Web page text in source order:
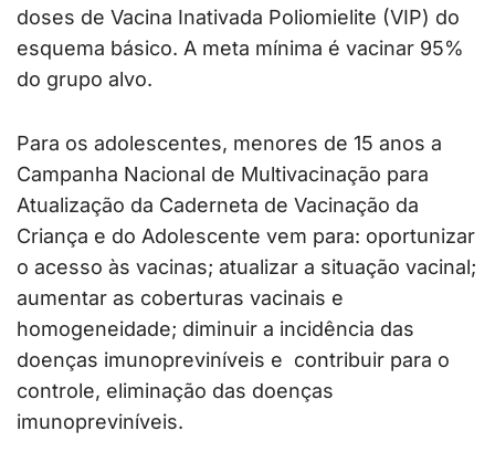
doses de Vacina Inativada Poliomielite (VIP) do
esquema básico. A meta mínima é vacinar 95%
do grupo alvo.
Para os adolescentes, menores de 15 anos a
Campanha Nacional de Multivacinação para
Atualização da Caderneta de Vacinação da
Criança e do Adolescente vem para: oportunizar
o acesso às vacinas; atualizar a situação vacinal;
aumentar as coberturas vacinais e
homogeneidade; diminuir a incidência das
doenças imunopreviníveis e contribuir para o
controle, eliminação das doenças
imunopreviníveis.